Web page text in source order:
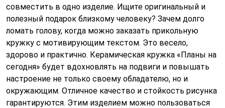
совместить в одно изделие. Ищите оригинальный и
полезный подарок близкому человеку? Зачем долго
ломать голову, когда можно заказать прикольную
кружку с мотивирующим текстом. Это весело,
здорово и практично. Керамическая кружка «Планы на
сегодня» будет вдохновлять на подвиги и повышать
настроение не только своему обладателю, но и
окружающим. Отличное качество и стойкость рисунка
гарантируются. Этим изделием можно пользоваться